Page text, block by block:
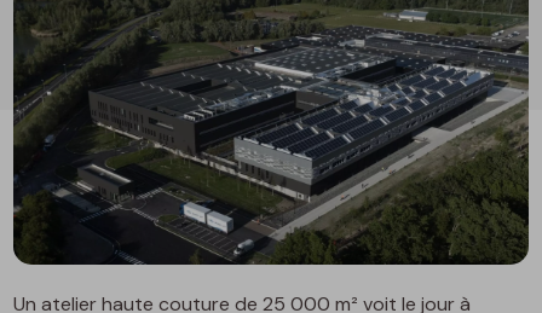
Un atelier haute couture de 25 000 m² voit le jour à